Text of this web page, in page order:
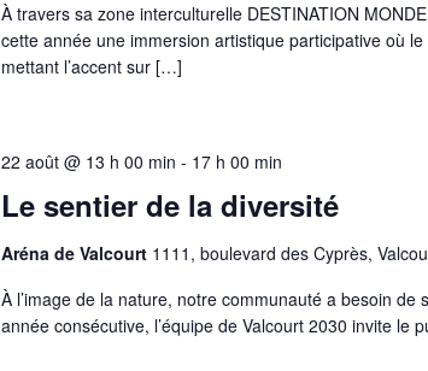
À travers sa zone interculturelle DESTINATION
cette année une immersion artistique participative où
mettant l’accent sur […]
Le sentier de la diversité
22 août @ 13 h 00 min - 17 h 00 min
Aréna de Valcourt 1111, boulevard des Cyprès,
À l’image de la nature, notre communauté a besoin de
année consécutive, l’équipe de Valcourt 2030 invite